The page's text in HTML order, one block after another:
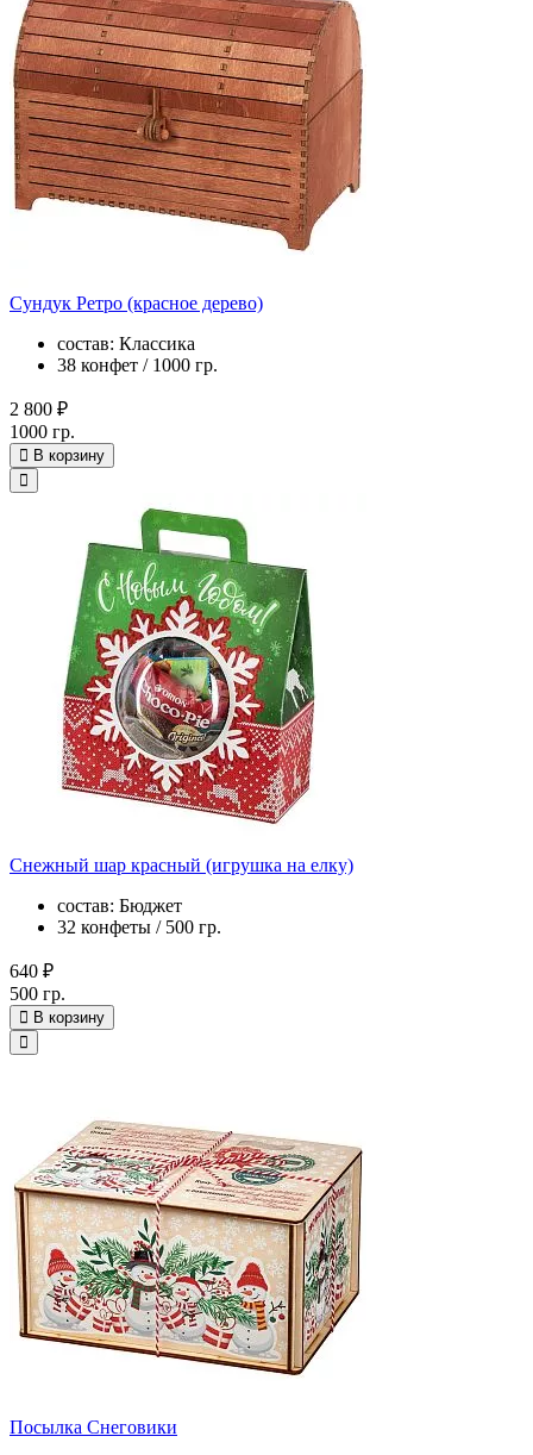
Сундук Ретро (красное дерево)
состав: Классика
38 конфет / 1000 гр.
2 800 ₽
1000 гр.
В корзину
Снежный шар красный (игрушка на елку)
состав: Бюджет
32 конфеты / 500 гр.
640 ₽
500 гр.
В корзину
Посылка Снеговики